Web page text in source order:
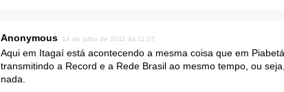
Anonymous 14 de julho de 2011 às 11:07
Aqui em Itagaí está acontecendo a mesma coisa que em
transmitindo a Record e a Rede Brasil ao mesmo tempo, ou
nada.